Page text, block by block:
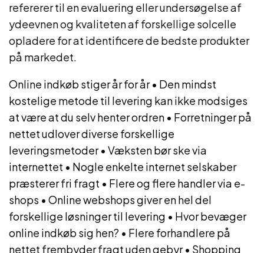
refererer til en evaluering eller undersøgelse af
ydeevnen og kvaliteten af forskellige solcelle
opladere for at identificere de bedste produkter
på markedet.
Online indkøb stiger år for år• Den mindst
kostelige metode til levering kan ikke modsiges
at være at du selv henter ordren • Forretninger på
nettet udlover diverse forskellige
leveringsmetoder• Væksten bør ske via
internettet • Nogle enkelte internet selskaber
præsterer fri fragt • Flere og flere handler via e-
shops • Online webshops giver en hel del
forskellige løsninger til levering • Hvor bevæger
online indkøb sig hen? • Flere forhandlere på
nettet frembyder fragt uden gebyr• Shopping